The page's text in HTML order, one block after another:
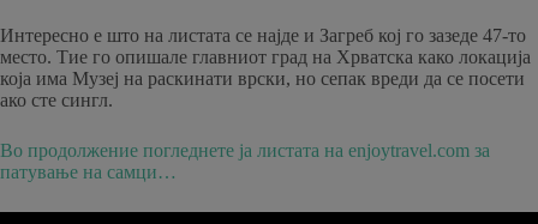
Интересно е што на листата се најде и Загреб кој го зазеде 47-то
место. Тие го опишале главниот град на Хрватска како локација
која има Музеј на раскинати врски, но сепак вреди да се посети
ако сте сингл.
Во продолжение погледнете ја листата на enjoytravel.com за
патување на самци…